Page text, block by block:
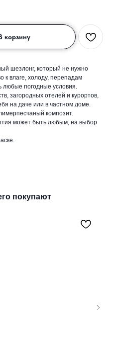
корзину
шезлонг, который не нужно
к влаге, холоду, перепадам
любые погодные условия.
загородных отелей и курортов,
на даче или в частном доме.
композит.
может быть любым, на выбор
покупают